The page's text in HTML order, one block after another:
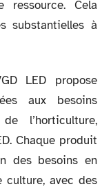
ressource. Cela
substantielles à
LED propose
aux besoins
l’horticulture,
Chaque produit
des besoins en
culture, avec des